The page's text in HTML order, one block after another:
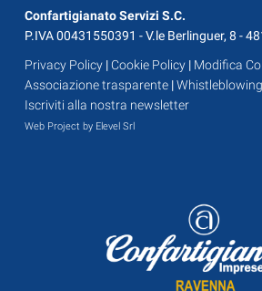
Confartigianato Servizi S.C.
P.IVA 00431550391 - V.le Berlinguer, 8 -
Privacy Policy |Cookie Policy | Modifica
Associazione trasparente |Whistleblowing
Iscriviti alla nostra newsletter
Web Project by Elevel Srl